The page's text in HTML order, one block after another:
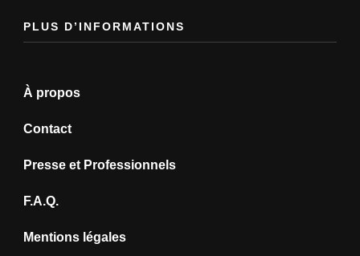
PLUS D’INFORMATIONS
À propos
Contact
Presse et Professionnels
F.A.Q.
Mentions légales